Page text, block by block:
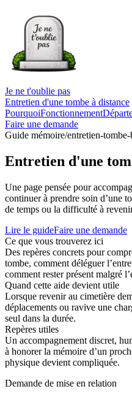
Je ne t'oublie pas
Entretien d'une tombe à distance
PourquoiFonctionnement
Faire une demande
Guide mémoire/entretien-
Entretien d'une
Une page pensée pour
continuer à prendre soin d’une
de temps ou la difficulté à
Lire le guideFaire une demande
Ce que vous trouverez ici
Des repères concrets pour
tombe, comment déléguer
comment rester présent malgré
Quand cette aide devient utile
Lorsque revenir au cimetière
déplacements ou ravive une
seul dans la durée.
Repères utiles
Un accompagnement discret,
à honorer la mémoire d’un
physique devient compliquée.
Demande de mise en relation